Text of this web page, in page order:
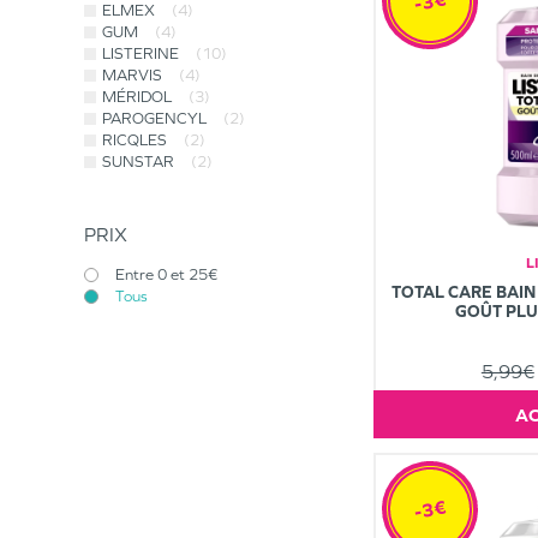
ELMEX
(4)
GUM
(4)
LISTERINE
(10)
MARVIS
(4)
MÉRIDOL
(3)
PAROGENCYL
(2)
RICQLES
(2)
SUNSTAR
(2)
PRIX
Entre 0 et 25€
Tous
TOTAL CARE
GOÛT
5,99€
-3€